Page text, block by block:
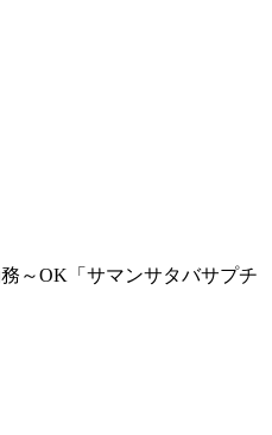
～OK「サマンサタバサプチ